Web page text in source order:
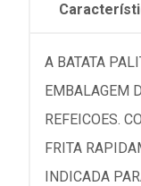
A BATATA
EMBALAGEM
REFEICOES.
FRITA
INDICADA